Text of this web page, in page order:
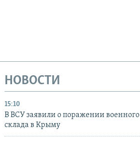
НОВОСТИ
15:10
В ВСУ заявили о поражении военного
склада в Крыму